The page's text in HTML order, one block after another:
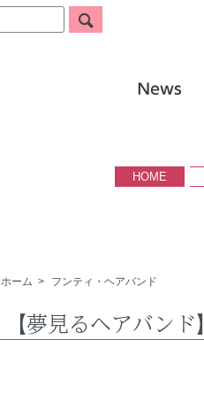
HOME
ホーム > フンティ・ヘアバンド
【夢見るヘアバン